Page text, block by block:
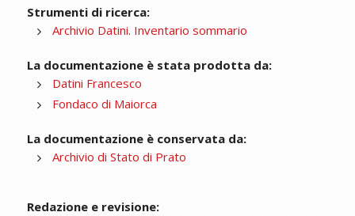
Strumenti di ricerca:
Archivio Datini. Inventario sommario
La documentazione è stata prodotta da:
Datini Francesco
Fondaco di Maiorca
La documentazione è conservata da:
Archivio di Stato di Prato
Redazione e revisione: